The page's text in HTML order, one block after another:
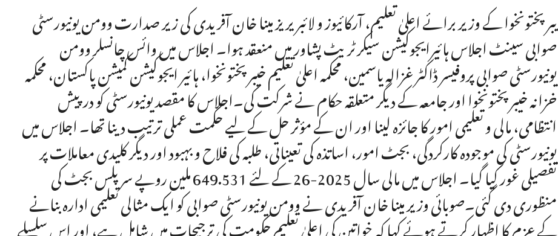
یبرپختونخوا کے وزیر برائے اعلیٰ تعلیم، آرکائیوز و لائبریریز مینا خان آفریدی کی زیر صدارت وومن یونیورسٹی
صوابی سینٹ اجلاس ہائیرایجوکیشن سیکرٹریٹ پشاور میں منعقد ہوا۔ اجلاس میں وائس چانسلر وومن
یونیورسٹی صوابی پروفیسر ڈاکٹر غزالہ یاسمین، محکمہ اعلیٰ تعلیم خیبرپختونخوا، ہائیر ایجوکیشن کمیشن پاکستان، محکمہ
خزانہ خیبرپختونخوا اور جامعہ کے دیگر متعلقہ حکام نے شرکت کی۔اجلاس کا مقصد یونیورسٹی کو درپیش
انتظامی، مالی و تعلیمی امور کا جائزہ لینا اور ان کے مؤثر حل کے لیے حکمت عملی ترتیب دینا تھا۔ اجلاس میں
یونیورسٹی کی موجودہ کارکردگی، بجٹ امور، اساتذہ کی تعیناتی، طلبہ کی فلاح و بہبود اور دیگر کلیدی معاملات پر
تفصیلی غور کیا گیا۔ اجلاس میں مالی سال 2025-26 کے لئے 649.531 ملین روپے سرپلس بجٹ کی
منظوری دی گئی۔صوبائی وزیر مینا خان آفریدی نے وومن یونیورسٹی صوابی کو ایک مثالی تعلیمی ادارہ بنانے
کے عزم کا اظہار کرتے ہوئے کہا کہ خواتین کی اعلیٰ تعلیم حکومت کی ترجیحات میں شامل ہے، اور اس سلسلے